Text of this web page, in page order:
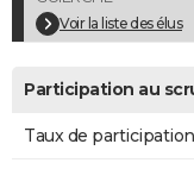
FORUM
Bricolage
Lifestyle
Culture
Sport
Auto
Television
Voyage
Cinema
Voir la liste des élus
Participation au
Taux de participation